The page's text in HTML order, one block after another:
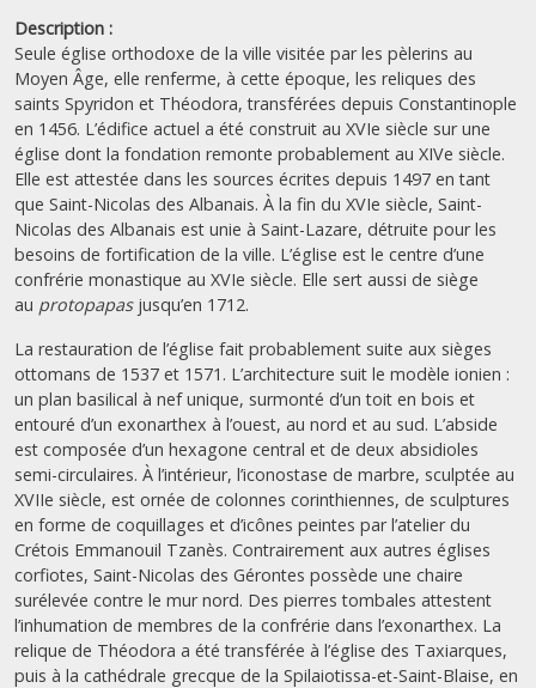
Description :
Seule église orthodoxe de la ville visitée par les pèlerins au
Moyen Âge, elle renferme, à cette époque, les reliques des
saints Spyridon et Théodora, transférées depuis Constantinople
en 1456. L’édifice actuel a été construit au XVIe siècle sur une
église dont la fondation remonte probablement au XIVe siècle.
Elle est attestée dans les sources écrites depuis 1497 en tant
que Saint-Nicolas des Albanais. À la fin du XVIe siècle, Saint-
Nicolas des Albanais est unie à Saint-Lazare, détruite pour les
besoins de fortification de la ville. L’église est le centre d’une
confrérie monastique au XVIe siècle. Elle sert aussi de siège
au protopapas jusqu’en 1712.
La restauration de l’église fait probablement suite aux sièges
ottomans de 1537 et 1571. L’architecture suit le modèle ionien :
un plan basilical à nef unique, surmonté d’un toit en bois et
entouré d’un exonarthex à l’ouest, au nord et au sud. L’abside
est composée d’un hexagone central et de deux absidioles
semi-circulaires. À l’intérieur, l’iconostase de marbre, sculptée au
XVIIe siècle, est ornée de colonnes corinthiennes, de sculptures
en forme de coquillages et d’icônes peintes par l’atelier du
Crétois Emmanouil Tzanès. Contrairement aux autres églises
corfiotes, Saint-Nicolas des Gérontes possède une chaire
surélevée contre le mur nord. Des pierres tombales attestent
l’inhumation de membres de la confrérie dans l’exonarthex. La
relique de Théodora a été transférée à l’église des Taxiarques,
puis à la cathédrale grecque de la Spilaiotissa-et-Saint-Blaise, en